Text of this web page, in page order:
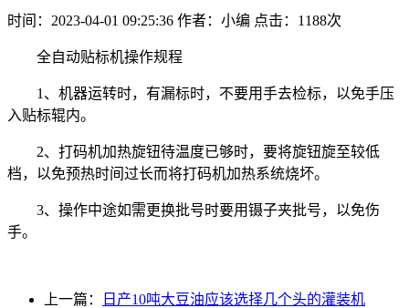
时间：2023-04-01 09:25:36 作者：小编 点击： 1188次
全自动贴标机操作规程
1、机器运转时，有漏标时，不要用手去检标，以免手压
入贴标辊内。
2、打码机加热旋钮待温度已够时，要将旋钮旋至较低
档，以免预热时间过长而将打码机加热系统烧坏。
3、操作中途如需更换批号时要用镊子夹批号，以免伤
手。
上一篇：
日产10吨大豆油应该选择几个头的灌装机